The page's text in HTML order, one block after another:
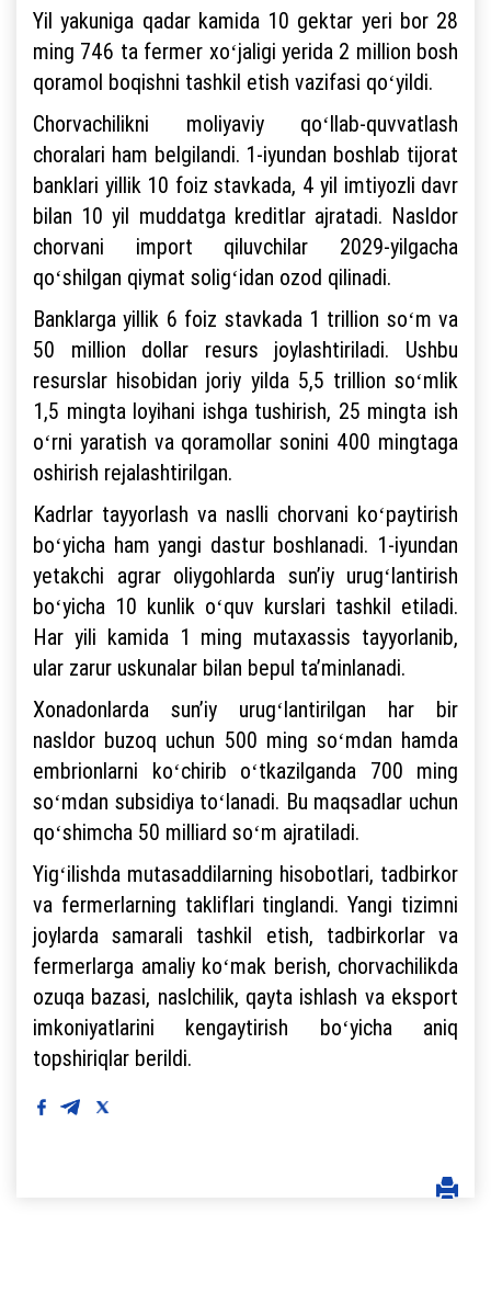
Yil yakuniga qadar kamida 10 gektar yeri bor 28
ming 746 ta fermer xoʻjaligi yerida 2 million bosh
qoramol boqishni tashkil etish vazifasi qoʻyildi.
Chorvachilikni moliyaviy qoʻllab-quvvatlash
choralari ham belgilandi. 1-iyundan boshlab tijorat
banklari yillik 10 foiz stavkada, 4 yil imtiyozli davr
bilan 10 yil muddatga kreditlar ajratadi. Nasldor
chorvani import qiluvchilar 2029-yilgacha
qoʻshilgan qiymat soligʻidan ozod qilinadi.
Banklarga yillik 6 foiz stavkada 1 trillion soʻm va
50 million dollar resurs joylashtiriladi. Ushbu
resurslar hisobidan joriy yilda 5,5 trillion soʻmlik
1,5 mingta loyihani ishga tushirish, 25 mingta ish
oʻrni yaratish va qoramollar sonini 400 mingtaga
oshirish rejalashtirilgan.
Kadrlar tayyorlash va naslli chorvani koʻpaytirish
boʻyicha ham yangi dastur boshlanadi. 1-iyundan
yetakchi agrar oliygohlarda sunʼiy urugʻlantirish
boʻyicha 10 kunlik oʻquv kurslari tashkil etiladi.
Har yili kamida 1 ming mutaxassis tayyorlanib,
ular zarur uskunalar bilan bepul taʼminlanadi.
Xonadonlarda sunʼiy urugʻlantirilgan har bir
nasldor buzoq uchun 500 ming soʻmdan hamda
embrionlarni koʻchirib oʻtkazilganda 700 ming
soʻmdan subsidiya toʻlanadi. Bu maqsadlar uchun
qoʻshimcha 50 milliard soʻm ajratiladi.
Yigʻilishda mutasaddilarning hisobotlari, tadbirkor
va fermerlarning takliflari tinglandi. Yangi tizimni
joylarda samarali tashkil etish, tadbirkorlar va
fermerlarga amaliy koʻmak berish, chorvachilikda
ozuqa bazasi, naslchilik, qayta ishlash va eksport
imkoniyatlarini kengaytirish boʻyicha aniq
topshiriqlar berildi.